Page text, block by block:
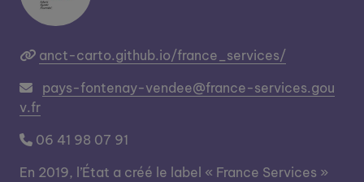
anct-carto.github.io/france_services/
pays-fontenay-vendee@france-services.gou
v.fr
06 41 98 07 91
En 2019, l’État a créé le label « France Services »